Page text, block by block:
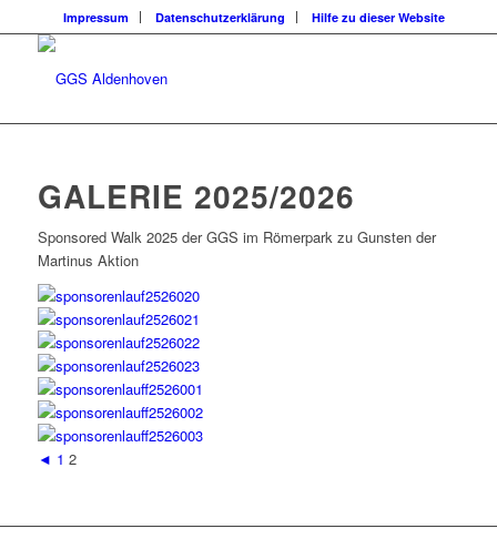
Impressum Datenschutzerklärung Hilfe zu dieser Website
GALERIE 2025/2026
Sponsored Walk 2025 der GGS im Römerpark zu Gunsten der
Martinus Aktion
◄ 1 2